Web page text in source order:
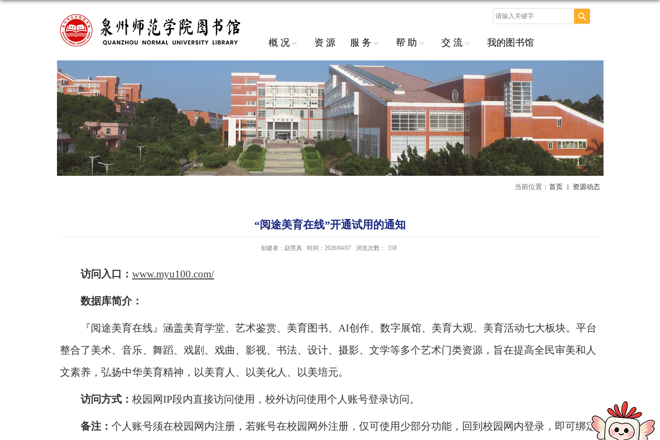
概 况 资 源 服 务 帮 助 交 流 我的图书馆
当前位置： 首页 资源动态
“阅途美育在线”开通试用的通知
创建者：赵慧真 时间：2026/04/07 浏览次数： 358
访问入口： www.myu100.com/
数据库简介：
『阅途美育在线』涵盖美育学堂、艺术鉴赏、美育图书、AI创作、数字展馆、美育大观、美育活动七大板块。平台
整合了美术、音乐、舞蹈、戏剧、戏曲、影视、书法、设计、摄影、文学等多个艺术门类资源，旨在提高全民审美和人
文素养，弘扬中华美育精神，以美育人、以美化人、以美培元。
访问方式： 校园网IP段内直接访问使用，校外访问使用个人账号登录访问。
备注： 个人账号须在校园网内注册，若账号在校园网外注册，仅可使用少部分功能，回到校园网内登录，即可绑定